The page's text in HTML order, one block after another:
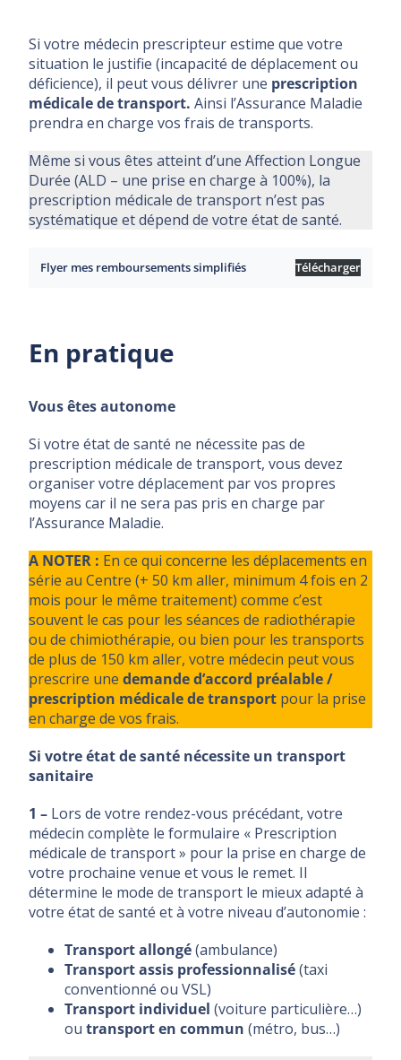
Si votre médecin prescripteur estime que votre
situation le justifie (incapacité de déplacement ou
déficience), il peut vous délivrer une prescription
médicale de transport. Ainsi l’Assurance Maladie
prendra en charge vos frais de transports.
Même si vous êtes atteint d’une Affection Longue
Durée (ALD – une prise en charge à 100%), la
prescription médicale de transport n’est pas
systématique et dépend de votre état de santé.
Flyer mes remboursements simplifiés Télécharger
En pratique
Vous êtes autonome
Si votre état de santé ne nécessite pas de
prescription médicale de transport, vous devez
organiser votre déplacement par vos propres
moyens car il ne sera pas pris en charge par
l’Assurance Maladie.
A NOTER : En ce qui concerne les déplacements en
série au Centre (+ 50 km aller, minimum 4 fois en 2
mois pour le même traitement) comme c’est
souvent le cas pour les séances de radiothérapie
ou de chimiothérapie, ou bien pour les transports
de plus de 150 km aller, votre médecin peut vous
prescrire une demande d’accord préalable /
prescription médicale de transport pour la prise
en charge de vos frais.
Si votre état de santé nécessite un transport
sanitaire
1 – Lors de votre rendez-vous précédant, votre
médecin complète le formulaire « Prescription
médicale de transport » pour la prise en charge de
votre prochaine venue et vous le remet. Il
détermine le mode de transport le mieux adapté à
votre état de santé et à votre niveau d’autonomie :
Transport allongé(ambulance)
Transport assis professionnalisé(taxi
conventionné ou VSL)
Transport individuel (voiture particulière…)
ou transport en commun (métro, bus…)